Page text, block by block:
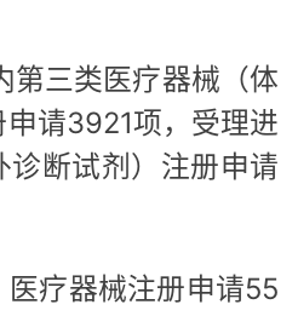
第三类医疗器械（体
请3921项，受理进
诊断试剂）注册申请
疗器械注册申请55